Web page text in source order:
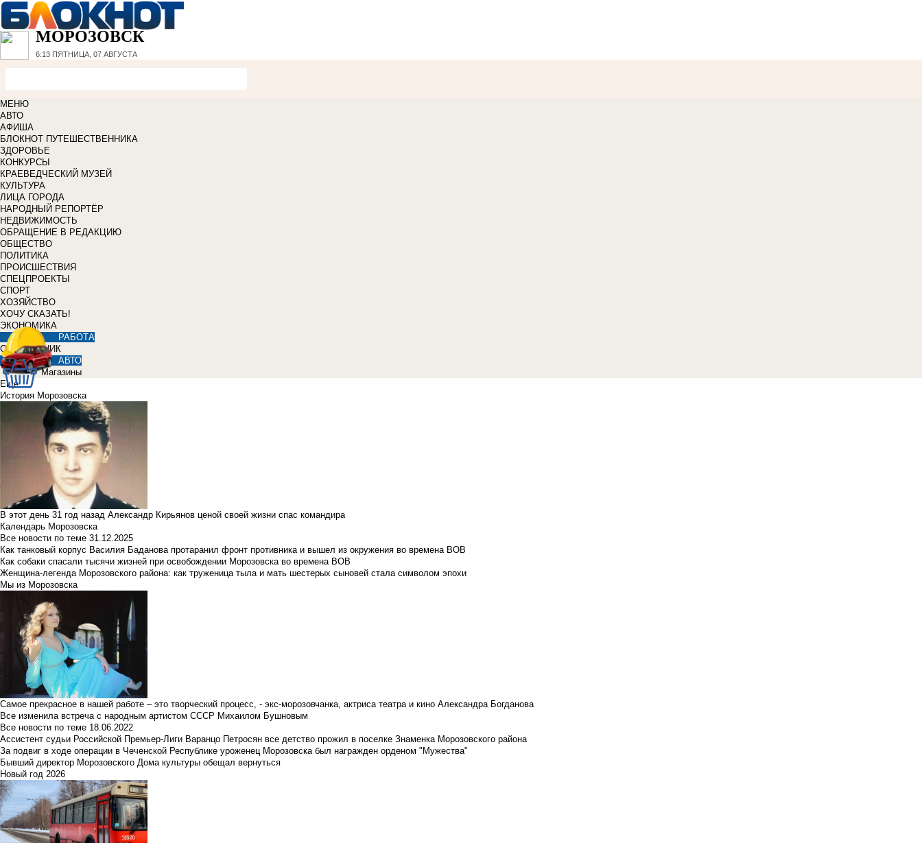
МОРОЗОВСК
6:13 ПЯТНИЦА, 07 АВГУСТА
МЕНЮ
АВТО
АФИША
БЛОКНОТ ПУТЕШЕСТВЕННИКА
ЗДОРОВЬЕ
КОНКУРСЫ
КРАЕВЕДЧЕСКИЙ МУЗЕЙ
КУЛЬТУРА
ЛИЦА ГОРОДА
НАРОДНЫЙ РЕПОРТЁР
НЕДВИЖИМОСТЬ
ОБРАЩЕНИЕ В РЕДАКЦИЮ
ОБЩЕСТВО
ПОЛИТИКА
ПРОИСШЕСТВИЯ
СПЕЦПРОЕКТЫ
СПОРТ
ХОЗЯЙСТВО
ХОЧУ СКАЗАТЬ!
ЭКОНОМИКА
РАБОТА
СПРАВОЧНИК
АВТО
Магазины
Еще
История Морозовска
В этот день 31 год назад Александр Кирьянов ценой своей жизни спас командира
Календарь Морозовска
Все новости по теме 31.12.2025
Как танковый корпус Василия Баданова протаранил фронт противника и вышел из окружения во времена ВОВ
Как собаки спасали тысячи жизней при освобождении Морозовска во времена ВОВ
Женщина-легенда Морозовского района: как труженица тыла и мать шестерых сыновей стала символом эпохи
Мы из Морозовска
Самое прекрасное в нашей работе – это творческий процесс, - экс-морозовчанка, актриса театра и кино Александра Богданова
Все изменила встреча с народным артистом СССР Михаилом Бушновым
Все новости по теме 18.06.2022
Ассистент судьи Российской Премьер-Лиги Варанцо Петросян все детство прожил в поселке Знаменка Морозовского района
За подвиг в ходе операции в Чеченской Республике уроженец Морозовска был награжден орденом "Мужества"
Бывший директор Морозовского Дома культуры обещал вернуться
Новый год 2026